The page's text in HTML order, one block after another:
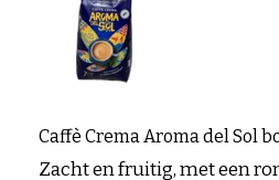
Caffè Crema Aroma del Sol
Zacht en fruitig, met een